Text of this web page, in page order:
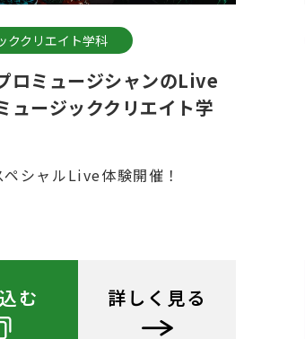
ククリエイト学科
ロミュージシャンのLive
ュージッククリエイト学
シャルLive体験開催！
む 詳しく見る